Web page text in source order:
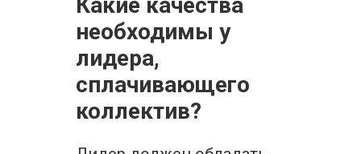
необходимы у
лидера,
сплачивающего
коллектив?